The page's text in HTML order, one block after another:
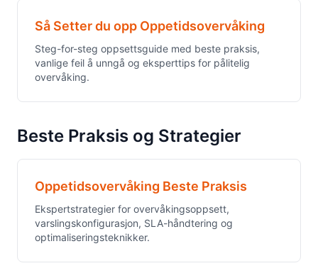
Så Setter du opp Oppetidsovervåking
Steg-for-steg oppsettsguide med beste praksis,
vanlige feil å unngå og eksperttips for pålitelig
overvåking.
Beste Praksis og Strategier
Oppetidsovervåking Beste Praksis
Ekspertstrategier for overvåkingsoppsett,
varslingskonfigurasjon, SLA-håndtering og
optimaliseringsteknikker.